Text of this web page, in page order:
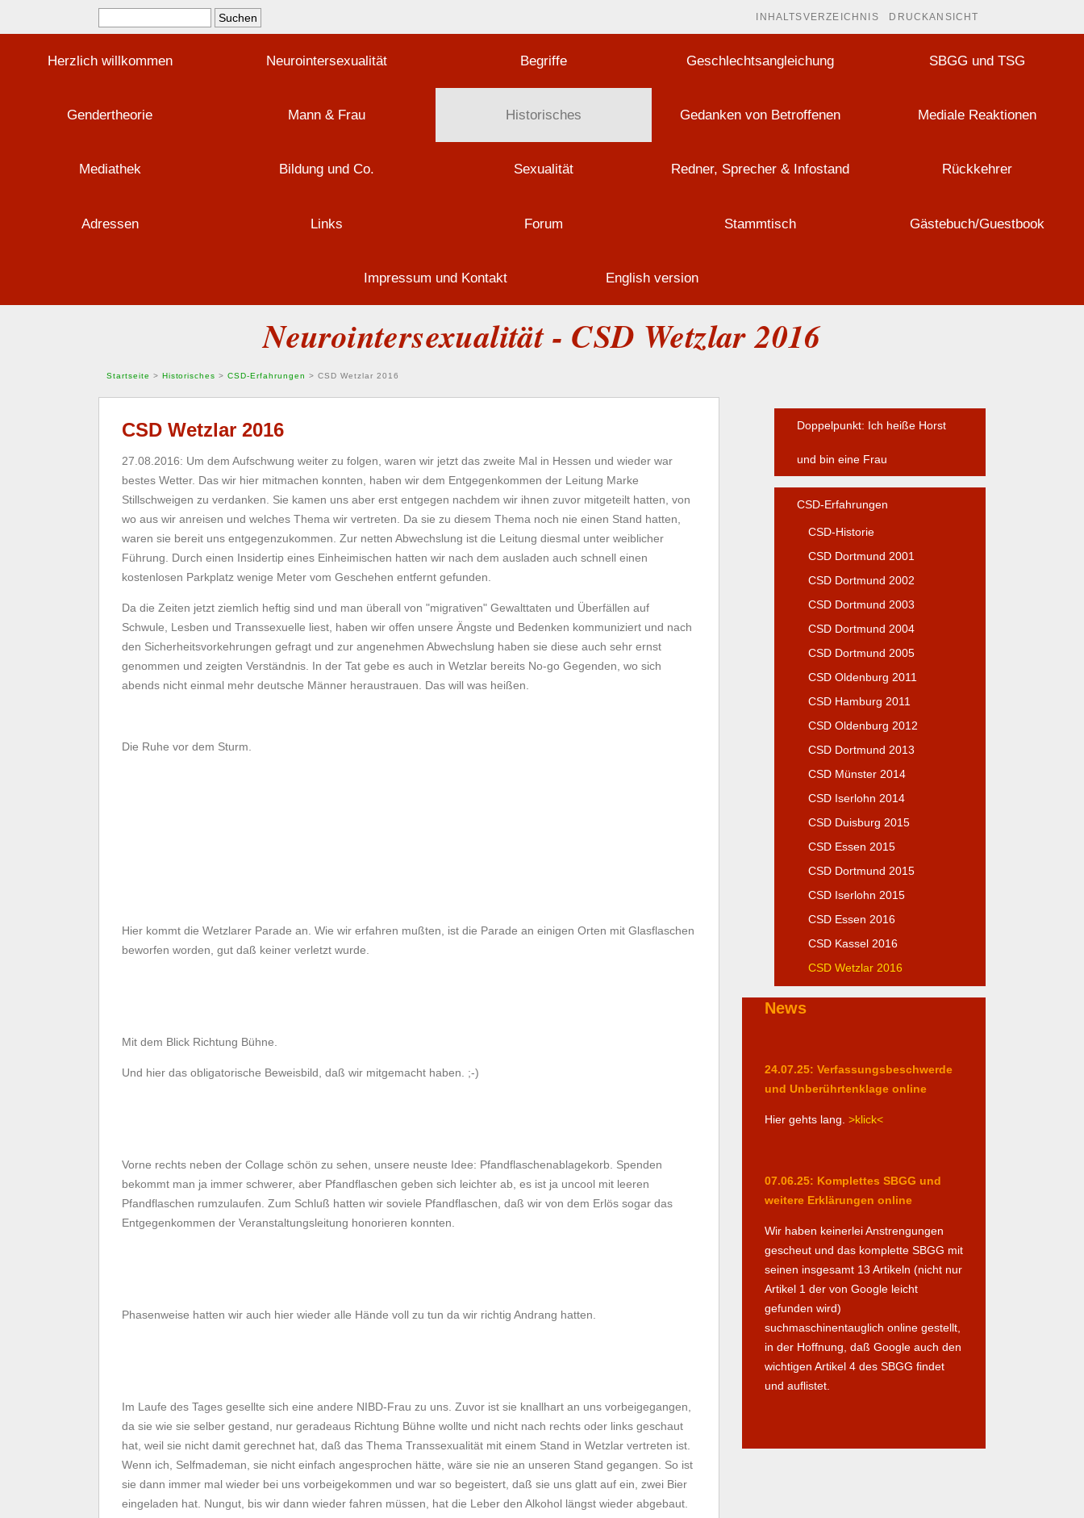
INHALTSVERZEICHNIS DRUCKANSICHT
Herzlich willkommen Neurointersexualität Begriffe Geschlechtsangleichung SBGG und TSG
Gendertheorie Mann & Frau Historisches Gedanken von Betroffenen Mediale Reaktionen
Mediathek Bildung und Co. Sexualität Redner, Sprecher & Infostand Rückkehrer
Adressen Links Forum Stammtisch Gästebuch/Guestbook
Impressum und Kontakt English version
Neurointersexualität - CSD Wetzlar 2016
Startseite > Historisches >CSD-Erfahrungen > CSD Wetzlar 2016
CSD Wetzlar 2016
27.08.2016: Um dem Aufschwung weiter zu folgen, waren wir jetzt das zweite Mal in Hessen und wieder war
bestes Wetter. Das wir hier mitmachen konnten, haben wir dem Entgegenkommen der Leitung Marke
Stillschweigen zu verdanken. Sie kamen uns aber erst entgegen nachdem wir ihnen zuvor mitgeteilt hatten, von
wo aus wir anreisen und welches Thema wir vertreten. Da sie zu diesem Thema noch nie einen Stand hatten,
waren sie bereit uns entgegenzukommen. Zur netten Abwechslung ist die Leitung diesmal unter weiblicher
Führung. Durch einen Insidertip eines Einheimischen hatten wir nach dem ausladen auch schnell einen
kostenlosen Parkplatz wenige Meter vom Geschehen entfernt gefunden.
Da die Zeiten jetzt ziemlich heftig sind und man überall von "migrativen" Gewalttaten und Überfällen auf
Schwule, Lesben und Transsexuelle liest, haben wir offen unsere Ängste und Bedenken kommuniziert und nach
den Sicherheitsvorkehrungen gefragt und zur angenehmen Abwechslung haben sie diese auch sehr ernst
genommen und zeigten Verständnis. In der Tat gebe es auch in Wetzlar bereits No-go Gegenden, wo sich
abends nicht einmal mehr deutsche Männer heraustrauen. Das will was heißen.
Die Ruhe vor dem Sturm.
Hier kommt die Wetzlarer Parade an. Wie wir erfahren mußten, ist die Parade an einigen Orten mit Glasflaschen
beworfen worden, gut daß keiner verletzt wurde.
Mit dem Blick Richtung Bühne.
Und hier das obligatorische Beweisbild, daß wir mitgemacht haben. ;-)
Vorne rechts neben der Collage schön zu sehen, unsere neuste Idee: Pfandflaschenablagekorb. Spenden
bekommt man ja immer schwerer, aber Pfandflaschen geben sich leichter ab, es ist ja uncool mit leeren
Pfandflaschen rumzulaufen. Zum Schluß hatten wir soviele Pfandflaschen, daß wir von dem Erlös sogar das
Entgegenkommen der Veranstaltungsleitung honorieren konnten.
Phasenweise hatten wir auch hier wieder alle Hände voll zu tun da wir richtig Andrang hatten.
Im Laufe des Tages gesellte sich eine andere NIBD-Frau zu uns. Zuvor ist sie knallhart an uns vorbeigegangen,
da sie wie sie selber gestand, nur geradeaus Richtung Bühne wollte und nicht nach rechts oder links geschaut
hat, weil sie nicht damit gerechnet hat, daß das Thema Transsexualität mit einem Stand in Wetzlar vertreten ist.
Wenn ich, Selfmademan, sie nicht einfach angesprochen hätte, wäre sie nie an unseren Stand gegangen. So ist
sie dann immer mal wieder bei uns vorbeigekommen und war so begeistert, daß sie uns glatt auf ein, zwei Bier
eingeladen hat. Nungut, bis wir dann wieder fahren müssen, hat die Leber den Alkohol längst wieder abgebaut.
Doppelpunkt: Ich heiße Horst
und bin eine Frau
CSD-Erfahrungen
CSD-Historie
CSD Dortmund 2001
CSD Dortmund 2002
CSD Dortmund 2003
CSD Dortmund 2004
CSD Dortmund 2005
CSD Oldenburg 2011
CSD Hamburg 2011
CSD Oldenburg 2012
CSD Dortmund 2013
CSD Münster 2014
CSD Iserlohn 2014
CSD Duisburg 2015
CSD Essen 2015
CSD Dortmund 2015
CSD Iserlohn 2015
CSD Essen 2016
CSD Kassel 2016
CSD Wetzlar 2016
News
24.07.25: Verfassungsbeschwerde
und Unberührtenklage online
Hier gehts lang. >klick<
07.06.25: Komplettes SBGG und
weitere Erklärungen online
Wir haben keinerlei Anstrengungen
gescheut und das komplette SBGG mit
seinen insgesamt 13 Artikeln (nicht nur
Artikel 1 der von Google leicht
gefunden wird)
suchmaschinentauglich online gestellt,
in der Hoffnung, daß Google auch den
wichtigen Artikel 4 des SBGG findet
und auflistet.